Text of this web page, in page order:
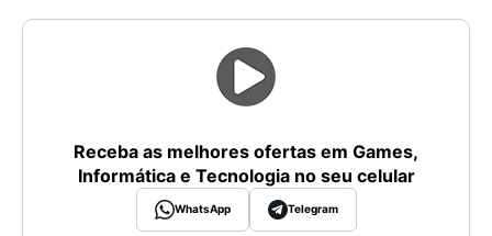
Receba as melhores ofertas em Games,
Informática e Tecnologia no seu celular
WhatsApp Telegram